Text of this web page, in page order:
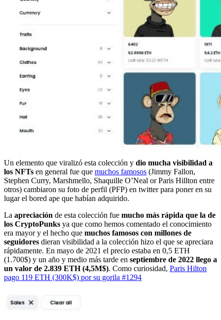
Un elemento que viralizó esta colección y dio mucha visibilidad a
los NFTs en general fue que muchos famosos (Jimmy Fallon,
Stephen Curry, Marshmello, Shaquille O’Neal or Paris Hillton entre
otros) cambiaron su foto de perfil (PFP) en twitter para poner en su
lugar el bored ape que habían adquirido.
La apreciación de esta colección fue mucho más rápida que la de
los CryptoPunks ya que como hemos comentado el conocimiento
era mayor y el hecho que muchos famosos con millones de
seguidores dieran visibilidad a la colección hizo el que se apreciara
rápidamente. En mayo de 2021 el precio estaba en 0,5 ETH
(1.700$) y un año y medio más tarde en septiembre de 2022 llego a
un valor de 2.839 ETH (4,5M$). Como curiosidad, Paris Hilton
pago 119 ETH (300K$) por su gorila #1294